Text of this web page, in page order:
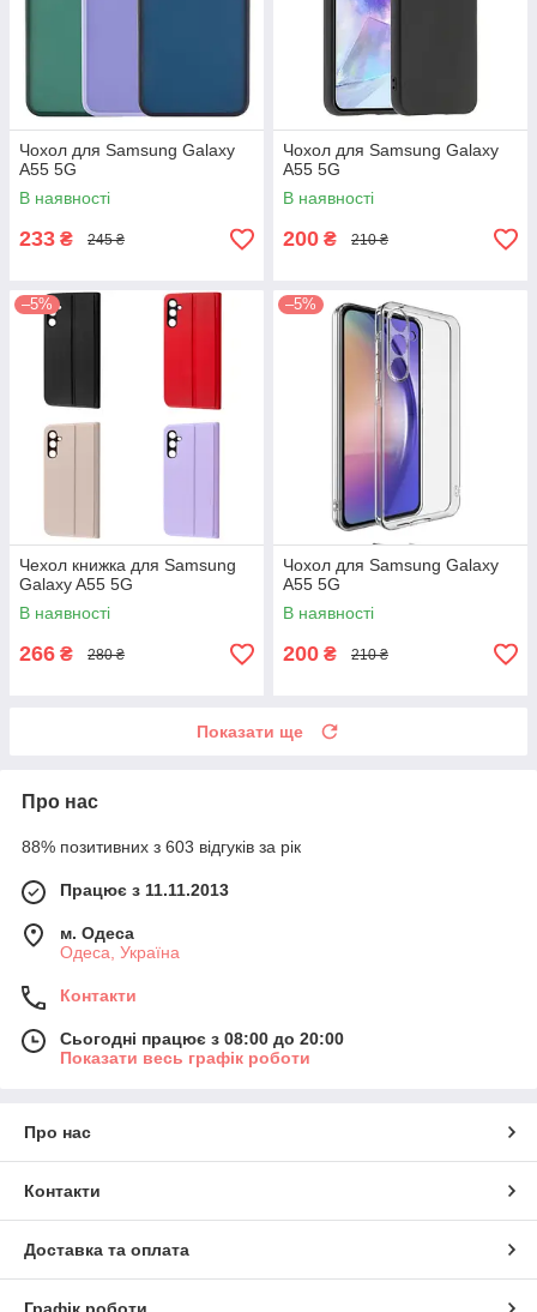
Чохол для Samsung Galaxy
A55 5G
В наявності
233 ₴ 245 ₴
Чохол для Samsung Galaxy
A55 5G
В наявності
200 ₴ 210 ₴
–5%
Чехол книжка для Samsung
Galaxy A55 5G
В наявності
266 ₴ 280 ₴
–5%
Чохол для Samsung Galaxy
A55 5G
В наявності
200 ₴ 210 ₴
Показати ще
Про нас
88% позитивних з 603 відгуків за рік
Працює з 11.11.2013
м. Одеса
Одеса, Україна
Контакти
Сьогодні працює з 08:00 до 20:00
Показати весь графік роботи
Про нас
Контакти
Доставка та оплата